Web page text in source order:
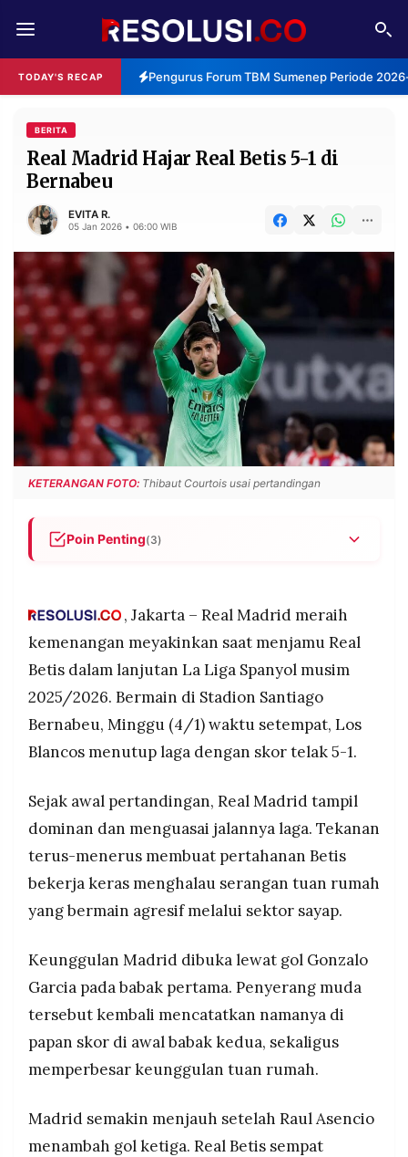
TODAY'S RECAP Pengurus Forum TBM Sumenep Periode
REDAKSI TENTANG
RESOLUSI IKLAN
RUBRIKASI
EDITORIAL
DAERAH NASIONAL
MANCA SPORT
INFORMASI
PRIVACY
POLICY
BERITA
WARGA
INFORMASI
IKLAN
KIRIM
TULISAN
SERVICE
IKUTI
KAMI
PT.
RESOLUSI
MEDIA
PRAMUDITA
©
PT.
MEDIA
PRAMUDITA
BERITA
Real Madrid Hajar Real Betis 5-1 di
Bernabeu
EVITA R.
05 Jan 2026 • 06:00 WIB
KETERANGAN FOTO: Thibaut Courtois usai pertandingan
Poin Penting(3)
Santiago Bernabeu.
Gonzalo Garcia mencuri perhatian dengan
kemenangan besar Los Blancos.
Tambahan tiga poin krusial menjaga Real Madrid
tetap berada dalam persaingan papan atas
klasemen La Liga musim 2025/2026.
, Jakarta – Real Madrid meraih
kemenangan meyakinkan saat menjamu Real
Betis dalam lanjutan La Liga Spanyol musim
2025/2026. Bermain di Stadion Santiago
Bernabeu, Minggu (4/1) waktu setempat, Los
Blancos menutup laga dengan skor telak 5-1.
Sejak awal pertandingan, Real Madrid tampil
dominan dan menguasai jalannya laga. Tekanan
terus-menerus membuat pertahanan Betis
bekerja keras menghalau serangan tuan rumah
yang bermain agresif melalui sektor sayap.
Keunggulan Madrid dibuka lewat gol Gonzalo
Garcia pada babak pertama. Penyerang muda
tersebut kembali mencatatkan namanya di
papan skor di awal babak kedua, sekaligus
memperbesar keunggulan tuan rumah.
Madrid semakin menjauh setelah Raul Asencio
menambah gol ketiga. Real Betis sempat